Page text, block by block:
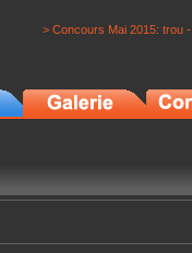
> Concours Mai 2015: trou